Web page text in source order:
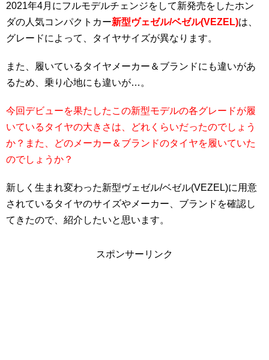
2021年4月にフルモデルチェンジをして新発売をしたホン
ダの人気コンパクトカー新型ヴェゼル/ベゼル(VEZEL)は、
グレードによって、タイヤサイズが異なります。
また、履いているタイヤメーカー＆ブランドにも違いがあ
るため、乗り心地にも違いが…。
今回デビューを果たしたこの新型モデルの各グレードが履
いているタイヤの大きさは、どれくらいだったのでしょう
か？また、どのメーカー＆ブランドのタイヤを履いていた
のでしょうか？
新しく生まれ変わった新型ヴェゼル/ベゼル(VEZEL)に用意
されているタイヤのサイズやメーカー、ブランドを確認し
てきたので、紹介したいと思います。
スポンサーリンク